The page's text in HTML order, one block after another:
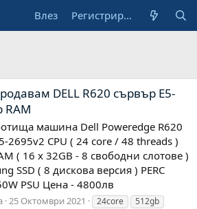
Влез Регистрирай се
DELL R620 сървър E5-
RAM
машина Dell Poweredge R620
2695v2 CPU ( 24 core / 48 threads )
( 16 x 32GB - 8 свободни слотове )
SSD ( 8 дискова версия ) PERC
PSU Цена - 4800лв
25 Октомври 2021 24core
512gb